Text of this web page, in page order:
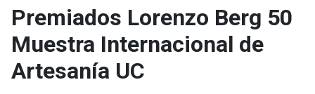
Premiados Lorenzo Berg 50
Muestra Internacional de
Artesanía UC